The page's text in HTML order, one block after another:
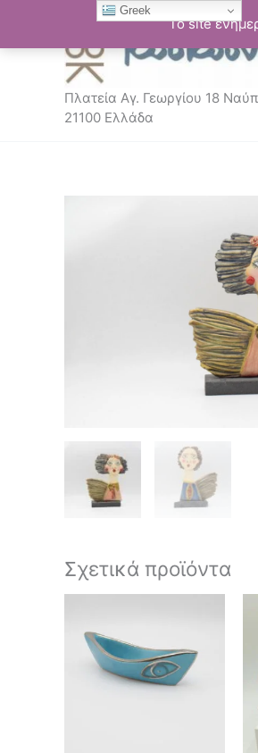
Το site
περιεχόμενο
Πλατεία Αγ. Γεωργίου 18
21100 Ελλάδα
Σχετικά προϊόντα
Greek